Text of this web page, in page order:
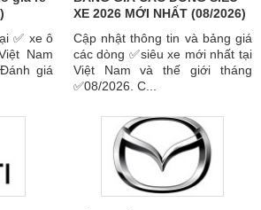
✅ xe ô
Nam
giá
XE 2026 MỚI NHẤT (08/2026)
Cập nhật thông tin và bảng giá
các dòng ✅siêu xe mới nhất tại
Việt Nam và thế giới tháng
✅08/2026. C...